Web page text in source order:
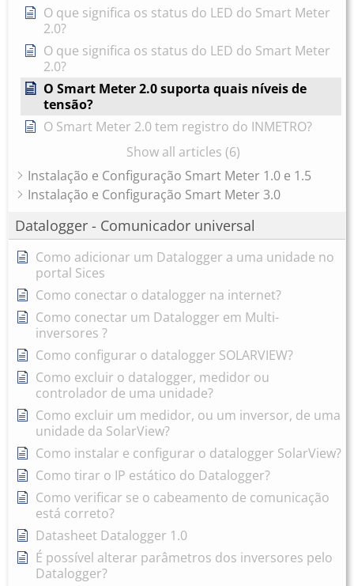
O que significa os status do LED do Smart Meter
2.0?
O que significa os status do LED do Smart Meter
2.0?
O Smart Meter 2.0 suporta quais níveis de
tensão?
O Smart Meter 2.0 tem registro do INMETRO?
Show all articles (6)
Instalação e Configuração Smart Meter 1.0 e 1.5
Instalação e Configuração Smart Meter 3.0
Datalogger - Comunicador universal
Como adicionar um Datalogger a uma unidade no
portal Sices
Como conectar o datalogger na internet?
Como conectar um Datalogger em Multi-
inversores ?
Como configurar o datalogger SOLARVIEW?
Como excluir o datalogger, medidor ou
controlador de uma unidade?
Como excluir um medidor, ou um inversor, de uma
unidade da SolarView?
Como instalar e configurar o datalogger SolarView?
Como tirar o IP estático do Datalogger?
Como verificar se o cabeamento de comunicação
está correto?
Datasheet Datalogger 1.0
É possível alterar parâmetros dos inversores pelo
Datalogger?